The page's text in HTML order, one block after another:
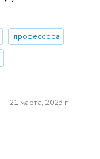
профессора
21 марта, 2023 г.